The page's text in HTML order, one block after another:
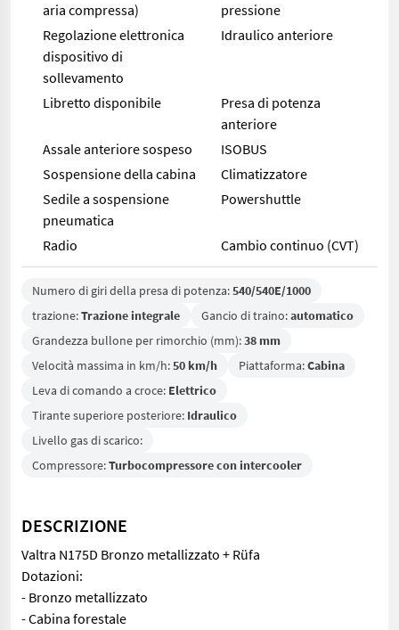
aria compressa)
pressione
Regolazione elettronica
dispositivo di
sollevamento
Idraulico anteriore
Libretto disponibile
Presa di potenza
anteriore
Assale anteriore sospeso
ISOBUS
Sospensione della cabina
Climatizzatore
Sedile a sospensione
pneumatica
Powershuttle
Radio Cambio continuo (CVT)
Numero di giri della presa di potenza:540/540E/1000
trazione:Trazione integrale Gancio di traino:automatico
Grandezza bullone per rimorchio (mm):38 mm
Velocità massima in km/h:50 km/h Piattaforma:Cabina
Leva di comando a croce: Elettrico
Tirante superiore posteriore: Idraulico
Livello gas di scarico:
Compressore:Turbocompressore con intercooler
DESCRIZIONE
Valtra N175D Bronzo metallizzato + Rüfa
Dotazioni:
- Bronzo metallizzato
- Cabina forestale